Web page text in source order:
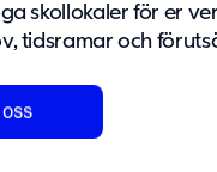
skollokaler för er
tidsramar och